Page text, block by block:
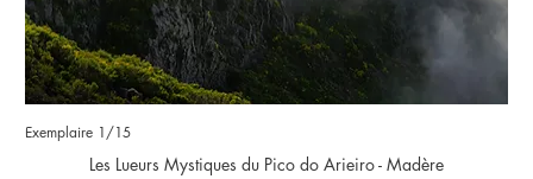
Exemplaire 1/15
Les Lueurs Mystiques du Pico do Arieiro - Madère